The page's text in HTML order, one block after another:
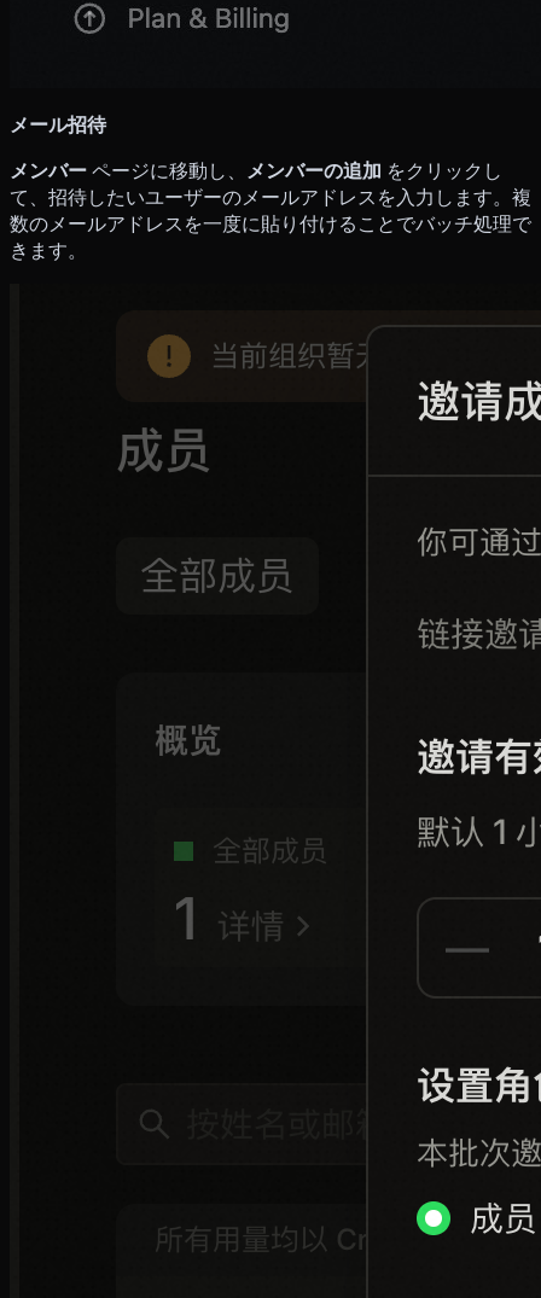
メール招待
メンバー ページに移動し、 メンバーの追加 をクリックし
て、招待したいユーザーのメールアドレスを入力します。複
数のメールアドレスを一度に貼り付けることでバッチ処理で
きます。